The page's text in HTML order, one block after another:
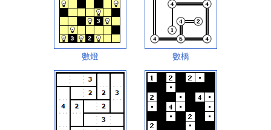
數燈 數橋